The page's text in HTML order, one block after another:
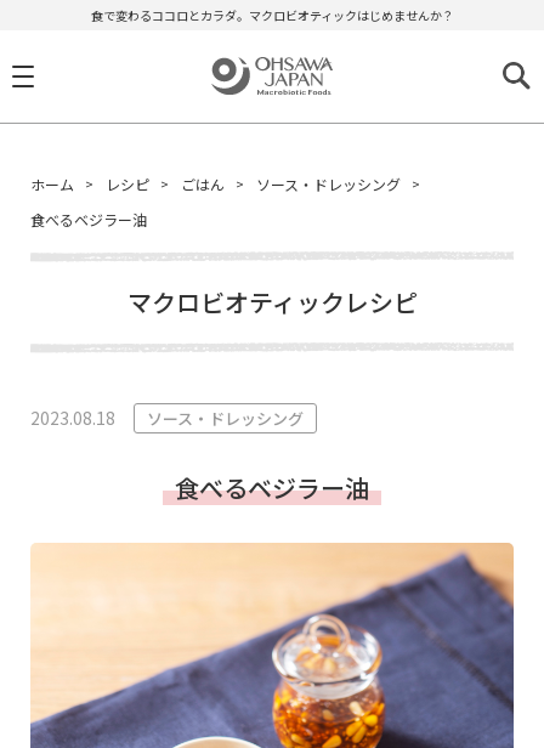
食で変わるココロとカラダ。マクロビオティックはじめませんか？
ホーム レシピ ごはん
ソース・ドレッシング
食べるベジラー油
マクロビオティックレシピ
2023.08.18 ソース・ドレッシング
食べるベジラー油